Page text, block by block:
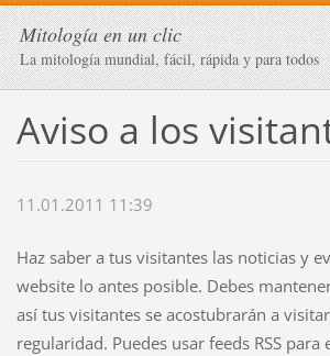
Mitología en un clic
La mitología mundial, fácil, rápida y para todos
Aviso a los
11.01.2011 11:39
Haz saber a tus visitantes las noticias y
website lo antes posible. Debes
así tus visitantes se acostubrarán a
regularidad. Puedes usar feeds RSS para